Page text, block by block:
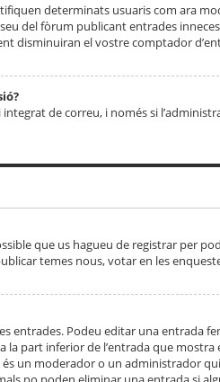
determinats usuaris com ara
del fòrum publicant entrades
disminuiran el vostre comptador
de correu, i només si
que us hagueu de registrar per
temes nous, votar en les
Podeu editar una entrada
part inferior de l’entrada que
un moderador o un administrador